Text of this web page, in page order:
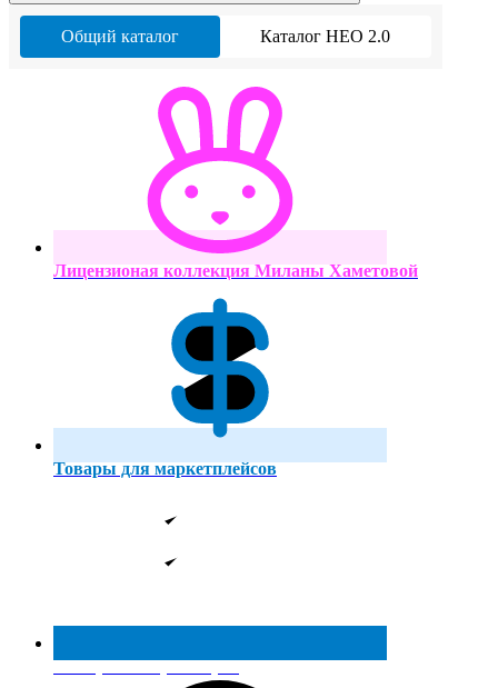
Общий каталог Каталог НЕО 2.0
Лицензионая коллекция Миланы Хаметовой
Товары для маркетплейсов
Реестр МинПромТорга